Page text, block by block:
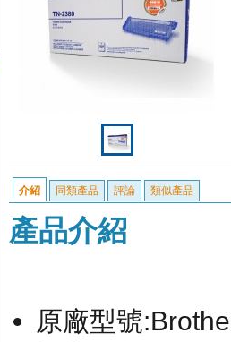
介紹 同類產品 評論 類似產品
產品介紹
原廠型號: